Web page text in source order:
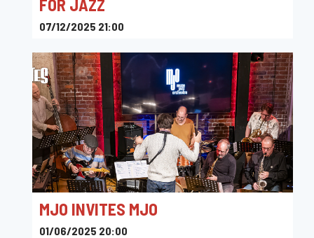
FOR JAZZ
07/12/2025 21:00
MJO INVITES MJO
01/06/2025 20:00